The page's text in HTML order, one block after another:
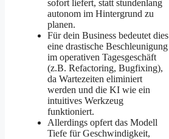
sofort liefert, statt stundenlang
autonom im Hintergrund zu
planen.
Für dein Business bedeutet dies
eine drastische Beschleunigung
im operativen Tagesgeschäft
(z.B. Refactoring, Bugfixing),
da Wartezeiten eliminiert
werden und die KI wie ein
intuitives Werkzeug
funktioniert.
Allerdings opfert das Modell
Tiefe für Geschwindigkeit,